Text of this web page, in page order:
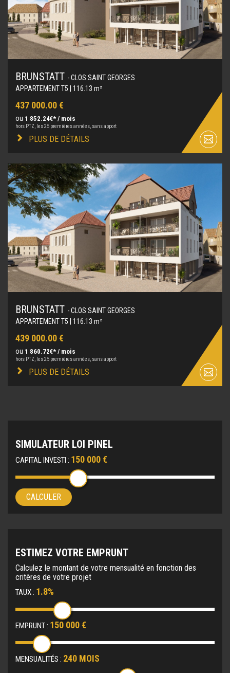
BRUNSTATT - CLOS SAINT GEORGES
APPARTEMENT T5 | 116.13 m²
437 000.00 €
ou 1 852.24€* / mois
hors PTZ, les 25 premières années, sans apport
PLUS DE DÉTAILS
BRUNSTATT - CLOS SAINT GEORGES
APPARTEMENT T5 | 116.13 m²
439 000.00 €
ou 1 860.72€* / mois
hors PTZ, les 25 premières années, sans apport
PLUS DE DÉTAILS
SIMULATEUR LOI PINEL
CAPITAL INVESTI : 150 000 €
CALCULER
ESTIMEZ VOTRE EMPRUNT
Calculez le montant de votre mensualité en fonction des
critères de votre projet
TAUX : 1.8%
EMPRUNT : 150 000 €
MENSUALITÉS : 240 MOIS